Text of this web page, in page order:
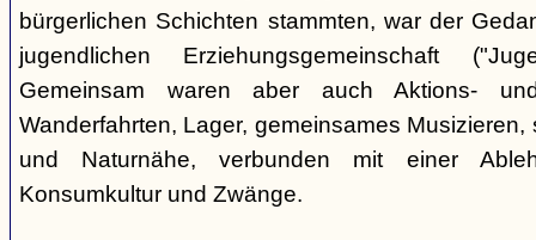
bürgerlichen Schichten stammten, war der
jugendlichen Erziehungsgemeinschaft
Gemeinsam waren aber auch Aktions-
Wanderfahrten, Lager, gemeinsames
und Naturnähe, verbunden mit einer
Konsumkultur und Zwänge.